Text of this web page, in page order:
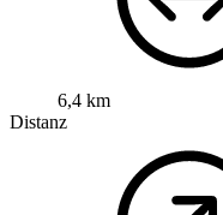
6,4 km
Distanz